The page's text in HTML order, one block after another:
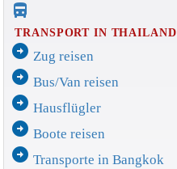
directions_bus_filled
TRANSPORT IN THAILAND
arrow_circle_right Zug reisen
arrow_circle_right Bus/Van reisen
arrow_circle_right Hausflügler
arrow_circle_right Boote reisen
arrow_circle_right Transporte in Bangkok